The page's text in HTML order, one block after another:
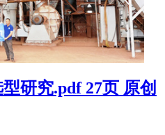
研究.pdf 27页 原创